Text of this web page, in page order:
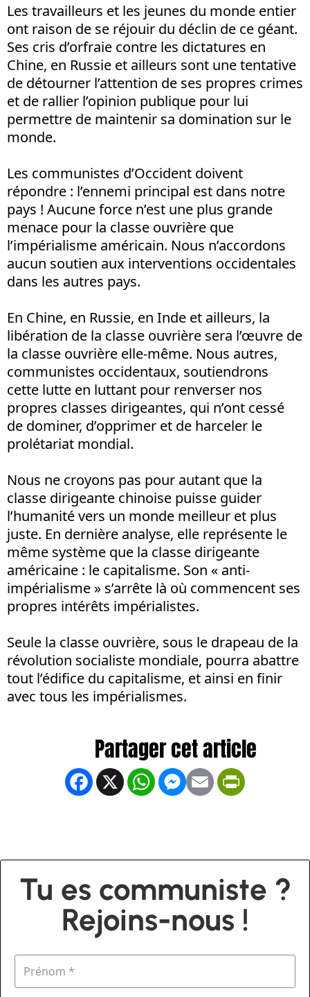
Les travailleurs et les jeunes du monde entier
ont raison de se réjouir du déclin de ce géant.
Ses cris d’orfraie contre les dictatures en
Chine, en Russie et ailleurs sont une tentative
de détourner l’attention de ses propres crimes
et de rallier l’opinion publique pour lui
permettre de maintenir sa domination sur le
monde.
Les communistes d’Occident doivent
répondre : l’ennemi principal est dans notre
pays ! Aucune force n’est une plus grande
menace pour la classe ouvrière que
l’impérialisme américain. Nous n’accordons
aucun soutien aux interventions occidentales
dans les autres pays.
En Chine, en Russie, en Inde et ailleurs, la
libération de la classe ouvrière sera l’œuvre de
la classe ouvrière elle-même. Nous autres,
communistes occidentaux, soutiendrons
cette lutte en luttant pour renverser nos
propres classes dirigeantes, qui n’ont cessé
de dominer, d’opprimer et de harceler le
prolétariat mondial.
Nous ne croyons pas pour autant que la
classe dirigeante chinoise puisse guider
l’humanité vers un monde meilleur et plus
juste. En dernière analyse, elle représente le
même système que la classe dirigeante
américaine : le capitalisme. Son « anti-
impérialisme » s’arrête là où commencent ses
propres intérêts impérialistes.
Seule la classe ouvrière, sous le drapeau de la
révolution socialiste mondiale, pourra abattre
tout l’édifice du capitalisme, et ainsi en finir
avec tous les impérialismes.
Facebook
X WhatsApp
Messenger
Email
Tu es communiste ?
Rejoins-nous !